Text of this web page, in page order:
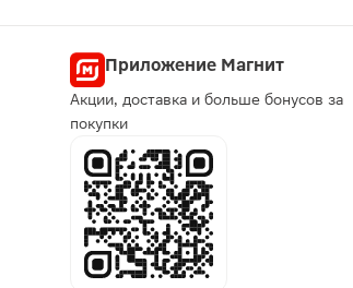
Приложение Магнит
Акции, доставка и больше бонусов за
покупки